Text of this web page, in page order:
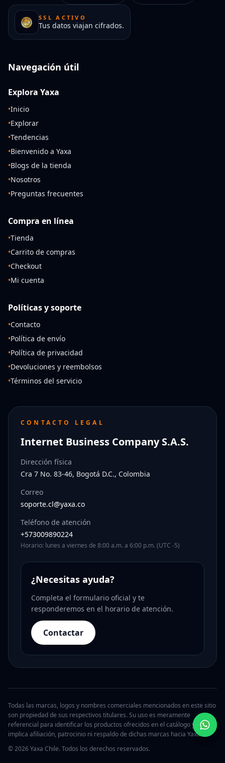
SSL ACTIVO
Tus datos viajan cifrados.
Navegación útil
Explora Yaxa
•Inicio
•Explorar
•Tendencias
•Bienvenido a Yaxa
•Blogs de la tienda
•Nosotros
•Preguntas frecuentes
Compra en línea
•Tienda
•Carrito de compras
•Checkout
•Mi cuenta
Políticas y soporte
•Contacto
•Política de envío
•Política de privacidad
•Devoluciones y reembolsos
•Términos del servicio
CONTACTO LEGAL
Internet Business Company S.A.S.
Dirección física
Cra 7 No. 83-46, Bogotá D.C., Colombia
Correo
soporte.cl@yaxa.co
Teléfono de atención
+573009890224
Horario: lunes a viernes de 8:00 a.m. a 6:00 p.m. (UTC -5)
¿Necesitas ayuda?
Completa el formulario oficial y te
responderemos en el horario de atención.
Contactar
Todas las marcas, logos y nombres comerciales mencionados en este sitio
son propiedad de sus respectivos titulares. Su uso es meramente
referencial para identificar los productos ofrecidos en el catálogo y no
implica afiliación, patrocinio ni respaldo de dichas marcas hacia Yaxa.
© 2026 Yaxa Chile. Todos los derechos reservados.